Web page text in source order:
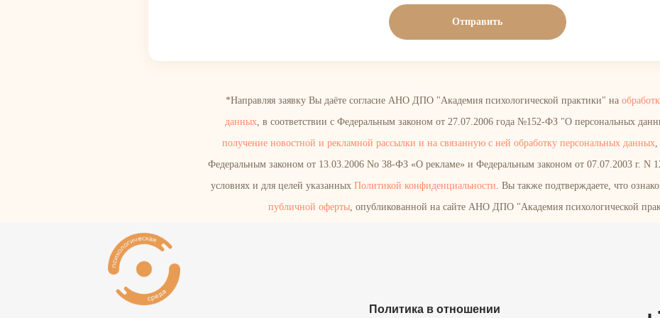
Отправить
*Направляя заявку Вы даёте согласие АНО ДПО "Академия психологической практики" на
данных, в соответствии с Федеральным законом от 27.07.2006 года №152-ФЗ "О персональных
получение новостной и рекламной рассылки и на связанную с ней обработку персональных данных,
Федеральным законом от 13.03.2006 No 38-ФЗ «О рекламе» и Федеральным законом от 07.07.2003 г. N
условиях и для целей указанных Политикой конфиденциальности. Вы также подтверждаете, что
публичной оферты, опубликованной на сайте АНО ДПО "Академия психологической
Политика в отношении